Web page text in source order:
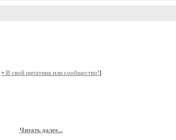
+ В свой цитатник или сообщество!]
Читать далее...